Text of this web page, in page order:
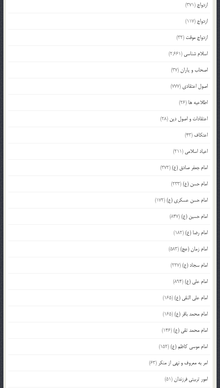
ازدواج (371)
ازدواج (117)
ازدواج موقت (32)
اسلام شناسی (2,661)
اصحاب و یاران(37)
اصول اعتقادی (777)
اطلاعیه ها (26)
اعتقادات و اصول دین (28)
اعتکاف (43)
اعیاد اسلامی (211)
امام جعفر صادق (ع)(372)
امام حسن (ع)(233)
امام حسن عسکری (ع)(172)
امام حسین (ع)(847)
امام رضا (ع)(182)
امام زمان (عج)(583)
امام سجاد (ع)(227)
امام علی (ع)(894)
امام علی النقی (ع)(165)
امام محمد باقر (ع)(165)
امام محمد تقی (ع)(146)
امام موسی کاظم (ع)(152)
امر به معروف و نهی از منکر (63)
امور تربیتی فرزندان(51)